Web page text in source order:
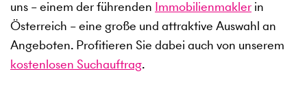
uns – einem der führenden Immobilienmakler in
Österreich – eine große und attraktive Auswahl an
Angeboten. Profitieren Sie dabei auch von unserem
kostenlosen Suchauftrag.